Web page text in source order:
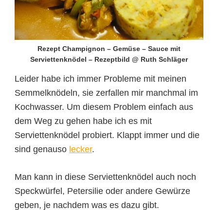
Rezept Champignon – Gemüse – Sauce mit
Serviettenknödel – Rezeptbild @ Ruth Schläger
Leider habe ich immer Probleme mit meinen
Semmelknödeln, sie zerfallen mir manchmal im
Kochwasser. Um diesem Problem einfach aus
dem Weg zu gehen habe ich es mit
Serviettenknödel probiert. Klappt immer und die
sind genauso lecker.
Man kann in diese Serviettenknödel auch noch
Speckwürfel, Petersilie oder andere Gewürze
geben, je nachdem was es dazu gibt.